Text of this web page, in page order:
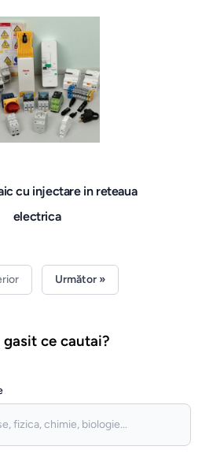
cu injectare in reteaua
electrica
Următor »
gasit ce cautai?